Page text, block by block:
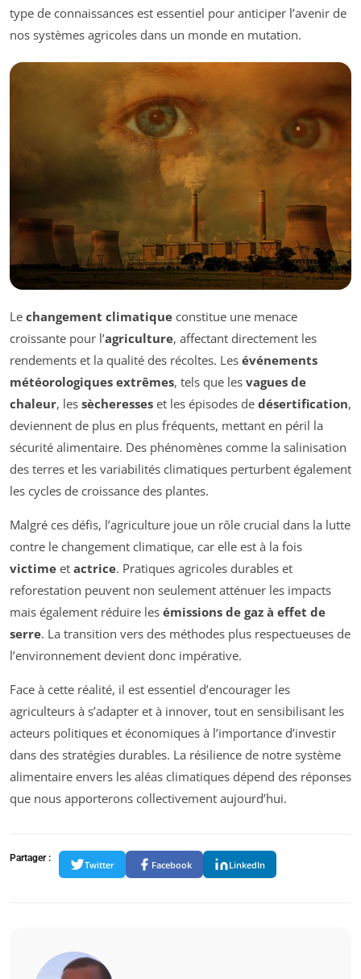
type de connaissances est essentiel pour anticiper l’avenir de
nos systèmes agricoles dans un monde en mutation.
Le changement climatique constitue une menace
croissante pour l’agriculture, affectant directement les
rendements et la qualité des récoltes. Les événements
météorologiques extrêmes, tels que les vagues de
chaleur, les sècheresses et les épisodes de désertification,
deviennent de plus en plus fréquents, mettant en péril la
sécurité alimentaire. Des phénomènes comme la salinisation
des terres et les variabilités climatiques perturbent également
les cycles de croissance des plantes.
Malgré ces défis, l’agriculture joue un rôle crucial dans la lutte
contre le changement climatique, car elle est à la fois
victime et actrice. Pratiques agricoles durables et
reforestation peuvent non seulement atténuer les impacts
mais également réduire les émissions de gaz à effet de
serre. La transition vers des méthodes plus respectueuses de
l’environnement devient donc impérative.
Face à cette réalité, il est essentiel d’encourager les
agriculteurs à s’adapter et à innover, tout en sensibilisant les
acteurs politiques et économiques à l’importance d’investir
dans des stratégies durables. La résilience de notre système
alimentaire envers les aléas climatiques dépend des réponses
que nous apporterons collectivement aujourd’hui.
Partager :
Twitter Facebook LinkedIn